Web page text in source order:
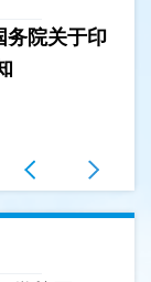
务院关于印